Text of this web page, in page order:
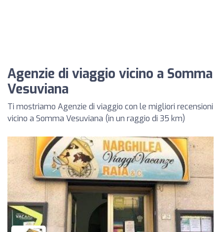
Agenzie di viaggio vicino a Somma
Vesuviana
Ti mostriamo Agenzie di viaggio con le migliori recensioni
vicino a Somma Vesuviana (in un raggio di 35 km)